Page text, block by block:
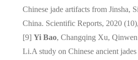
Chinese jade artifacts from Jinsha,
China. Scientific Reports, 2020
[9] Yi Bao, Changqing Xu, Qinwen
Li.A study on Chinese ancient